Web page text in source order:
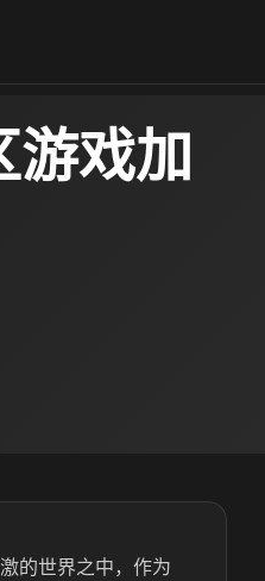
游戏加
的世界之中，作为